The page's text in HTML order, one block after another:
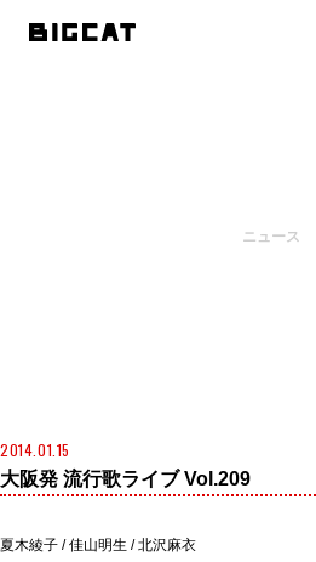
ニュース
2014.01.15
大阪発 流行歌ライブ Vol.209
夏木綾子 / 佳山明生 / 北沢麻衣